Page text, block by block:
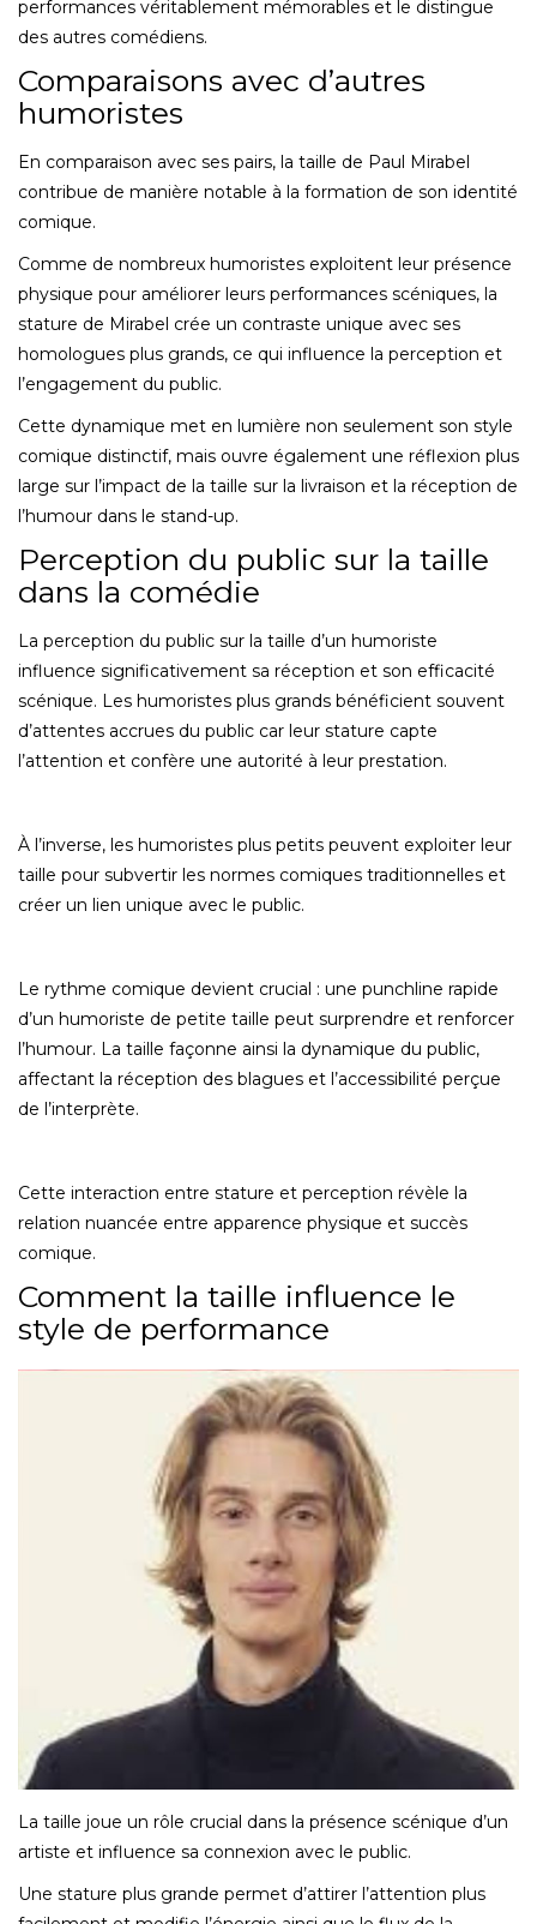
performances véritablement mémorables et le distingue
des autres comédiens.
Comparaisons avec d’autres
humoristes
En comparaison avec ses pairs, la taille de Paul Mirabel
contribue de manière notable à la formation de son identité
comique.
Comme de nombreux humoristes exploitent leur présence
physique pour améliorer leurs performances scéniques, la
stature de Mirabel crée un contraste unique avec ses
homologues plus grands, ce qui influence la perception et
l’engagement du public.
Cette dynamique met en lumière non seulement son style
comique distinctif, mais ouvre également une réflexion plus
large sur l’impact de la taille sur la livraison et la réception de
l’humour dans le stand-up.
Perception du public sur la taille
dans la comédie
La perception du public sur la taille d’un humoriste
influence significativement sa réception et son efficacité
scénique. Les humoristes plus grands bénéficient souvent
d’attentes accrues du public car leur stature capte
l’attention et confère une autorité à leur prestation.
À l’inverse, les humoristes plus petits peuvent exploiter leur
taille pour subvertir les normes comiques traditionnelles et
créer un lien unique avec le public.
Le rythme comique devient crucial : une punchline rapide
d’un humoriste de petite taille peut surprendre et renforcer
l’humour. La taille façonne ainsi la dynamique du public,
affectant la réception des blagues et l’accessibilité perçue
de l’interprète.
Cette interaction entre stature et perception révèle la
relation nuancée entre apparence physique et succès
comique.
Comment la taille influence le
style de performance
La taille joue un rôle crucial dans la présence scénique d’un
artiste et influence sa connexion avec le public.
Une stature plus grande permet d’attirer l’attention plus